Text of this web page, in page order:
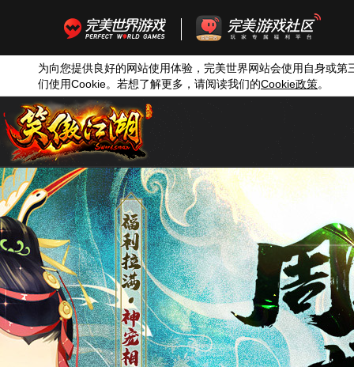
为向您提供良好的网站使用体验，完美世界网站会使用自身或第
们使用Cookie。若想了解更多，请阅读我们的Cookie政策。